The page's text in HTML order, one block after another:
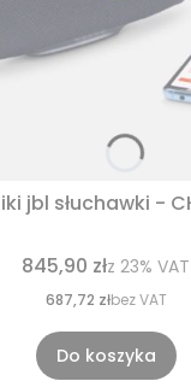
jbl słuchawki -
845,90 złz 23% VAT
687,72 złbez VAT
Do koszyka